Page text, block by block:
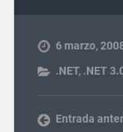
6 marzo,
.NET, .NET
Entrada